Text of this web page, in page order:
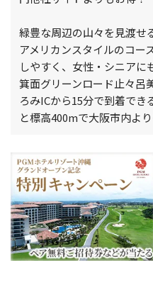
緑豊な周辺の山々を見渡せ
アメリカンスタイルのコー
しやすく、女性・シニアに
箕面グリーンロード止々呂
ろみICから15分で到着でき
と標高400mで大阪市内よ